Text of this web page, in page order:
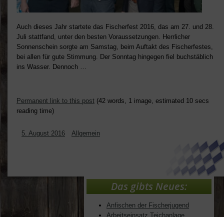
Auch dieses Jahr startete das Fischerfest 2016, das am 27. und 28.
Juli stattfand, unter den besten Voraussetzungen. Herrlicher
Sonnenschein sorgte am Samstag, beim Auftakt des Fischerfestes,
bei allen für gute Stimmung. Der Sonntag hingegen fiel buchstäblich
ins Wasser. Dennoch …
Permanent link to this post (42 words, 1 image, estimated 10 secs
reading time)
5. August 2016 Allgemein
Das gibts Neues:
Anfischen der Fischerjugend
Arbeitseinsatz Teichanlage